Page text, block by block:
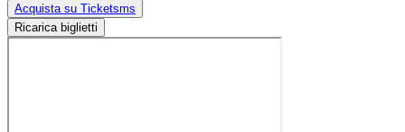
Acquista su Ticketsms
Ricarica biglietti